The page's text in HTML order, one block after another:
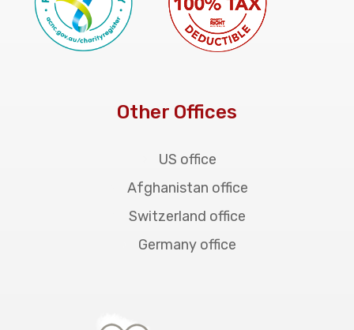
Other Offices
US office
Afghanistan office
Switzerland office
Germany office